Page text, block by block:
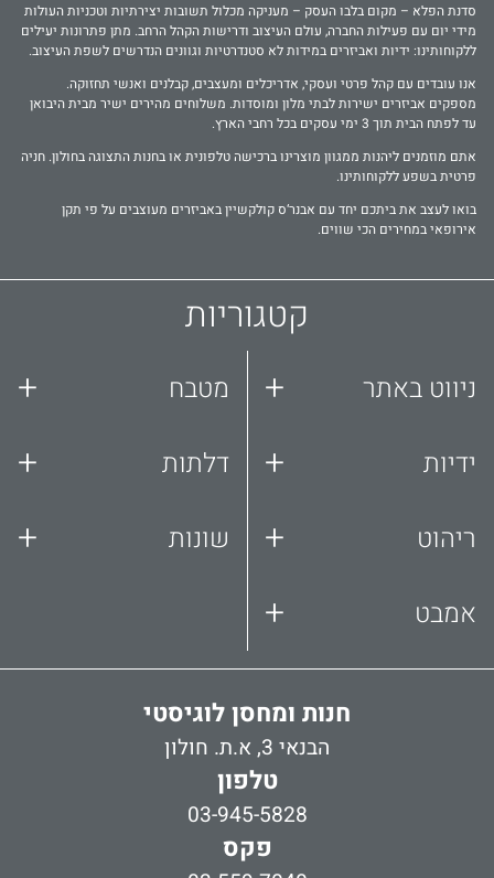
סדנת הפלא – מקום בלבו העסק – מעניקה מכלול תשובות יצירתיות וטכניות העולות
מידי יום עם פעילות החברה, עולם העיצוב ודרישות הקהל הרחב. מתן פתרונות יעילים
ללקוחותינו: ידיות ואביזרים במידות לא סטנדרטיות וגוונים הנדרשים לשפת העיצוב.
אנו עובדים עם קהל פרטי ועסקי, אדריכלים ומעצבים, קבלנים ואנשי תחזוקה.
מספקים אביזרים ישירות לבתי מלון ומוסדות. משלוחים מהירים ישיר מבית היבואן
עד לפתח הבית תוך 3 ימי עסקים בכל רחבי הארץ.
אתם מוזמנים ליהנות ממגוון מוצרינו ברכישה טלפונית או בחנות התצוגה בחולון. חניה
פרטית בשפע ללקוחותינו.
בואו לעצב את ביתכם יחד עם אבנר‘ס קולקשיין באביזרים מעוצבים על פי תקן
אירופאי במחירים הכי שווים.
קטגוריות
ניווט באתר +
ידיות +
ריהוט +
אמבט +
מטבח +
דלתות +
שונות +
חנות ומחסן לוגיסטי
הבנאי 3, א.ת. חולון
טלפון
03-945-5828
פקס